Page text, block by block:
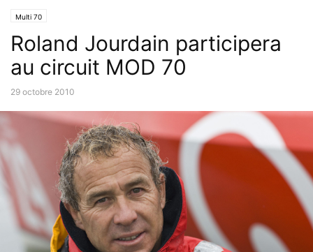
Multi 70
Roland Jourdain participera
au circuit MOD 70
29 octobre 2010